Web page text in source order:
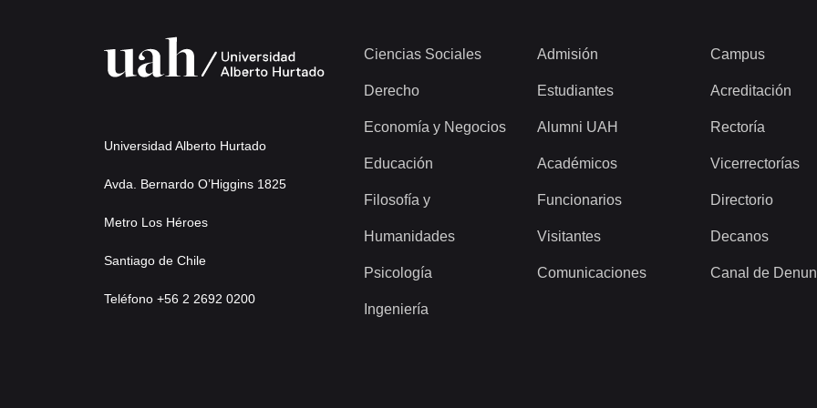
Universidad Alberto Hurtado
Avda. Bernardo O’Higgins 1825
Metro Los Héroes
Santiago de Chile
Teléfono +56 2 2692 0200
Ciencias Sociales
Derecho
Economía y Negocios
Educación
Filosofía y
Humanidades
Psicología
Ingeniería
Admisión
Estudiantes
Alumni UAH
Académicos
Funcionarios
Visitantes
Comunicaciones
Campus
Acreditación
Rectoría
Vicerrectorías
Directorio
Decanos
Canal de